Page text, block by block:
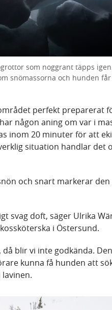
som noggrant täpps
snömassorna och hunden
perfekt preparerat
någon aning om var i
inom 20 minuter för att
situation handlar det
och snart markerar
svag doft, säger Ulrika
i Östersund.
blir vi inte godkända.
kunna få hunden att